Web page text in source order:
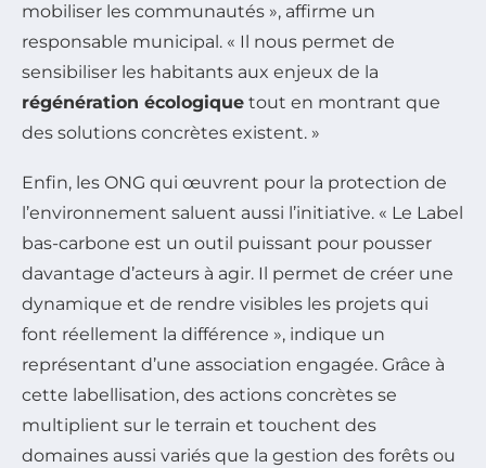
mobiliser les communautés », affirme un
responsable municipal. « Il nous permet de
sensibiliser les habitants aux enjeux de la
régénération écologique tout en montrant que
des solutions concrètes existent. »
Enfin, les ONG qui œuvrent pour la protection de
l’environnement saluent aussi l’initiative. « Le Label
bas-carbone est un outil puissant pour pousser
davantage d’acteurs à agir. Il permet de créer une
dynamique et de rendre visibles les projets qui
font réellement la différence », indique un
représentant d’une association engagée. Grâce à
cette labellisation, des actions concrètes se
multiplient sur le terrain et touchent des
domaines aussi variés que la gestion des forêts ou